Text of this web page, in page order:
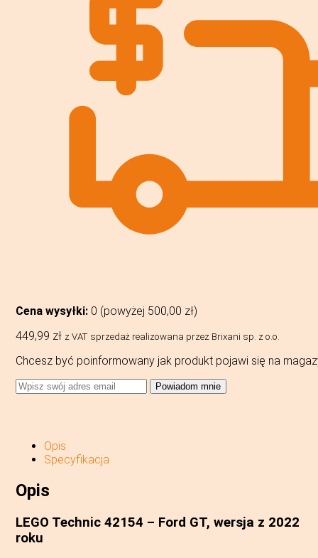
Cena wysyłki: 0 (powyżej 500,00 zł)
449,99 zł z VAT sprzedaż realizowana przez Brixani sp. z o.o.
Chcesz być poinformowany jak produkt pojawi się na
Powiadom mnie
Opis
Specyfikacja
Opis
LEGO Technic 42154 – Ford GT, wersja z 2022
roku